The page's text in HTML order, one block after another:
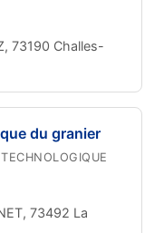
73190 Challes-
du granier
73492 La